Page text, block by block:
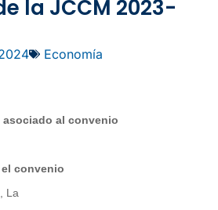
la JCCM 2023-
Economía
al convenio
convenio
La